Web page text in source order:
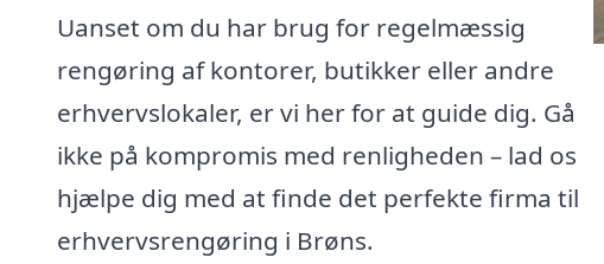
Uanset om du har brug for regelmæssig
rengøring af kontorer, butikker eller andre
erhvervslokaler, er vi her for at guide dig. Gå
ikke på kompromis med renligheden – lad os
hjælpe dig med at finde det perfekte firma til
erhvervsrengøring i Brøns.